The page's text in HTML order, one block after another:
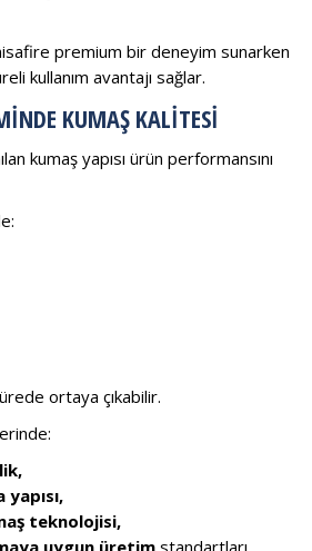
premium bir deneyim sunarken
kullanım avantajı sağlar.
KUMAŞ KALITESI
kumaş yapısı ürün performansını
ortaya çıkabilir.
yapısı,
teknolojisi,
uygun üretim standartları